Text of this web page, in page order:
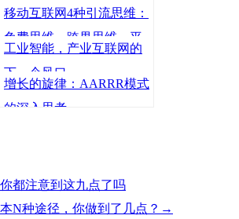
移动互联网4种引流思维：
免费思维、跨界思维、平
工业智能，产业互联网的
下一个风口
增长的旋律：AARRR模式
的深入思考
都注意到这九点了吗
N种途径，你做到了几点？ →